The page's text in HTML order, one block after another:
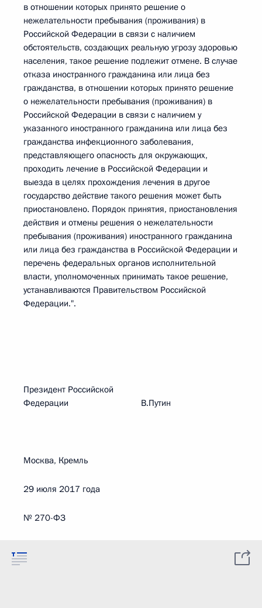
в отношении которых принято решение о
нежелательности пребывания (проживания) в
Российской Федерации в связи с наличием
обстоятельств, создающих реальную угрозу здоровью
населения, такое решение подлежит отмене. В случае
отказа иностранного гражданина или лица без
гражданства, в отношении которых принято решение
о нежелательности пребывания (проживания) в
Российской Федерации в связи с наличием у
указанного иностранного гражданина или лица без
гражданства инфекционного заболевания,
представляющего опасность для окружающих,
проходить лечение в Российской Федерации и
выезда в целях прохождения лечения в другое
государство действие такого решения может быть
приостановлено. Порядок принятия, приостановления
действия и отмены решения о нежелательности
пребывания (проживания) иностранного гражданина
или лица без гражданства в Российской Федерации и
перечень федеральных органов исполнительной
власти, уполномоченных принимать такое решение,
устанавливаются Правительством Российской
Федерации.".
Президент Российской
Федерации В.Путин
Москва, Кремль
29 июля 2017 года
№ 270-ФЗ